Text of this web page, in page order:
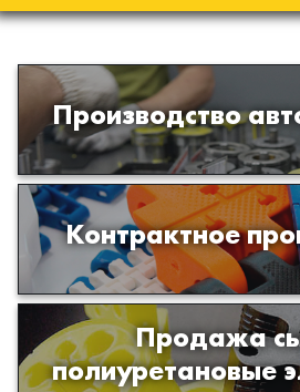
Производство
Разработка и
из
Контрактное
Производство
и полимеров по
Продажа
полиуретановые
Продажа сырья
изделий